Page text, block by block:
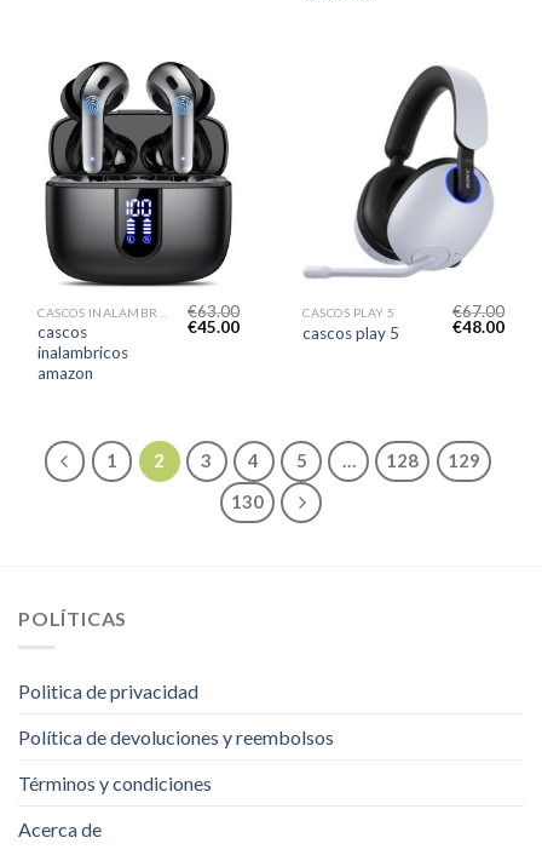
cascos
inalambricos
amazon
€63.00
€45.00
CASCOS PLAY 5
cascos play 5
€67.00
€48.00
1 2 3 4 5 … 128
129
130
POLÍTICAS
Politica de privacidad
Política de devoluciones y reembolsos
Términos y condiciones
Acerca de